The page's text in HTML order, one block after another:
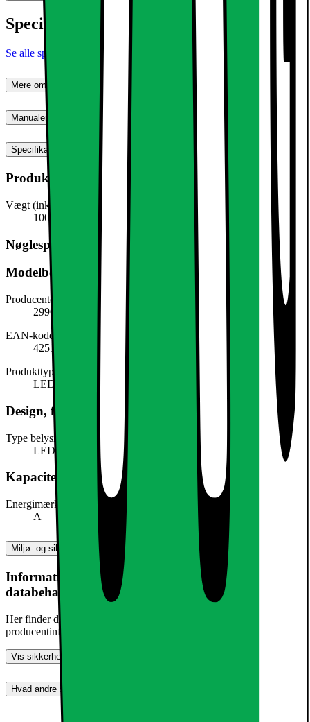
Specifikationer
Se alle specifikationer
Mere om produktet
Manualer, downloads, garanti og support
Specifikationer
Produktmål
Vægt (inkl. emballage)
100,0 g
Nøglespecifikation
Modelbeskrivelse
Producentens varenummer
299061779
EAN-kode
4251171840209
Produkttype
LED-lys
Design, form og placering
Type belysning
LED
Kapacitet, forbrug og strøm
Energimærke
A
Miljø- og sikkerhedsoplysninger
Information om produktsikkerhed og
databehandling
Her finder du information om generel produktsikkerhed og
producentinformation
Vis sikkerhedsoplysninger
Hvad andre synes (0)